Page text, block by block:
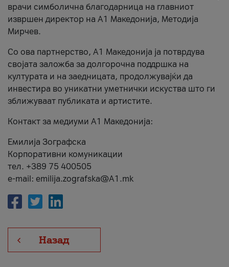
врачи симболична благодарница на главниот
извршен директор на A1 Македонија, Методија
Мирчев.
Со ова партнерство, A1 Македонија ја потврдува
својата заложба за долгорочна поддршка на
културата и на заедницата, продолжувајќи да
инвестира во уникатни уметнички искуства што ги
зближуваат публиката и артистите.
Контакт за медиуми А1 Македонија:
Емилија Зографска
Корпоративни комуникации
тел. +389 75 400505
e-mail: emilija.zografska@A1.mk
Назад